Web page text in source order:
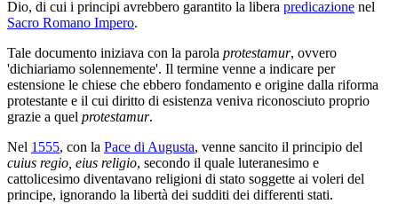
Dio, di cui i principi avrebbero garantito la libera predicazione nel
Sacro Romano Impero.
Tale documento iniziava con la parola protestamur, ovvero
'dichiariamo solennemente'. Il termine venne a indicare per
estensione le chiese che ebbero fondamento e origine dalla riforma
protestante e il cui diritto di esistenza veniva riconosciuto proprio
grazie a quel protestamur.
Nel 1555, con la Pace di Augusta, venne sancito il principio del
cuius regio, eius religio, secondo il quale luteranesimo e
cattolicesimo diventavano religioni di stato soggette ai voleri del
principe, ignorando la libertà dei sudditi dei differenti stati.